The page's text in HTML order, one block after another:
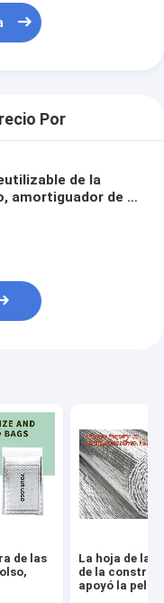
Por
de la
amortiguador de la
de las
La hoja de la
de la
apoyó la